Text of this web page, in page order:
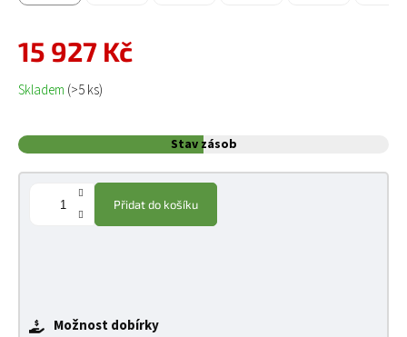
15 927 Kč
Měrná cena:
Skladem (>5 ks)
Stav zásob
Přidat do košíku
Možnost dobírky